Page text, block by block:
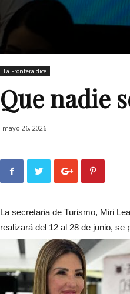
La Frontera dice
Que nadie
mayo 26, 2026
La secretaria de Turismo, Miri
realizará del 12 al 28 de junio,